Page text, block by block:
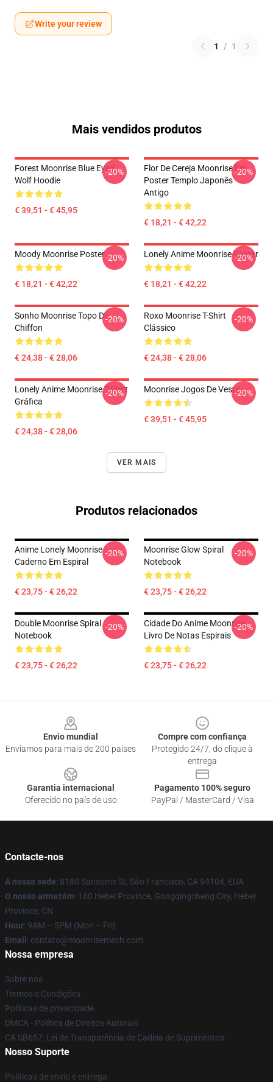
Write your review
1 / 1
Mais vendidos produtos
Forest Moonrise Blue Eyed
Wolf Hoodie
€ 39,51 - € 45,95
-20%
Flor De Cereja Moonrise Em
Poster Templo Japonês
Antigo
€ 18,21 - € 42,22
-20%
Moody Moonrise Poster
€ 18,21 - € 42,22
-20% Lonely Anime Moonrise Poster
€ 18,21 - € 42,22
-20%
Sonho Moonrise Topo De
Chiffon
€ 24,38 - € 28,06
-20%
Roxo Moonrise T-Shirt
Clássico
€ 24,38 - € 28,06
-20%
Lonely Anime Moonrise T-Shirt
Gráfica
€ 24,38 - € 28,06
-20% Moonrise Jogos De Vestir
€ 39,51 - € 45,95
-20%
VER MAIS
Produtos relacionados
Anime Lonely Moonrise
Caderno Em Espiral
€ 23,75 - € 26,22
-20%
Moonrise Glow Spiral
Notebook
€ 23,75 - € 26,22
-20%
Double Moonrise Spiral
Notebook
€ 23,75 - € 26,22
-20%
Cidade Do Anime Moonrise
Livro De Notas Espirais
€ 23,75 - € 26,22
-20%
Envio mundial
Enviamos para mais de 200 países
Compre com confiança
Protegido 24/7, do clique à
entrega
Garantia internacional
Oferecido no país de uso
Pagamento 100% seguro
PayPal / MasterCard / Visa
Contacte-nos
A nossa sede: 8180 Sansome St, São Francisco, CA 94104, EUA
O nosso armazém: 160 Hebei Province, Gongqingcheng City, Hebei
Province, CN
Hour: 9AM – 5PM (Mon – Fri)
Email : contato@moonrisemech.com
Nossa empresa
Sobre nós
Termos e Condições
Políticas de privacidade
DMCA - Política de Direitos Autorais
CA SB657: Lei de Transparência de Cadeia de Suprimentos
Nosso Suporte
Políticas de envio e entrega